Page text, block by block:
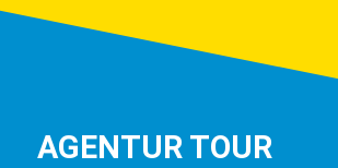
AGENTUR TOUR